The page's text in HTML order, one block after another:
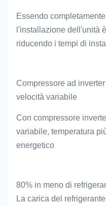
Essendo
l'installazione dell'unità
riducendo i tempi di
Compressore ad
velocità variabile
Con compressore
variabile, temperatura
energetico
80% in meno di
La carica del